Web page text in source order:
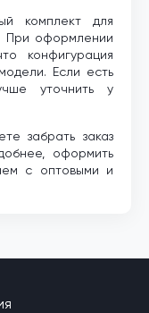
комплект для
При оформлении
конфигурация
Если есть
уточнить у
забрать заказ
оформить
с оптовыми и